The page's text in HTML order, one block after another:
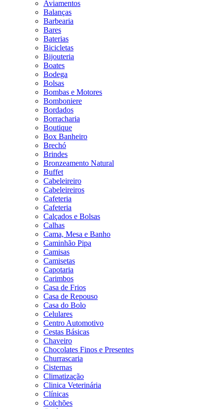
Aviamentos
Balanças
Barbearia
Bares
Baterias
Bicicletas
Bijouteria
Boates
Bodega
Bolsas
Bombas e Motores
Bomboniere
Bordados
Borracharia
Boutique
Box Banheiro
Brechó
Brindes
Bronzeamento Natural
Buffet
Cabeleireiro
Cabeleireiros
Cafeteria
Cafeteria
Calçados e Bolsas
Calhas
Cama, Mesa e Banho
Caminhão Pipa
Camisas
Camisetas
Capotaria
Carimbos
Casa de Frios
Casa de Repouso
Casa do Bolo
Celulares
Centro Automotivo
Cestas Básicas
Chaveiro
Chocolates Finos e Presentes
Churrascaria
Cisternas
Climatização
Clinica Veterinária
Clínicas
Colchões